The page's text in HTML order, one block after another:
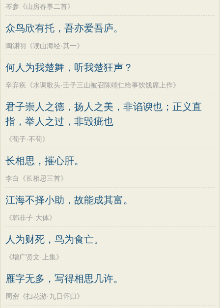
岑参《山房春事二首》
众鸟欣有托，吾亦爱吾庐。
陶渊明《读山海经·其一》
何人为我楚舞，听我楚狂声？
辛弃疾《水调歌头·壬子三山被召陈端仁给事饮饯席上作》
君子崇人之德，扬人之美，非谄谀也；正义直
指，举人之过，非毁疵也
《荀子·不苟》
长相思，摧心肝。
李白《长相思三首》
江海不择小助，故能成其富。
《韩非子·大体》
人为财死，鸟为食亡。
《增广贤文·上集》
雁字无多，写得相思几许。
周密《扫花游·九日怀归》